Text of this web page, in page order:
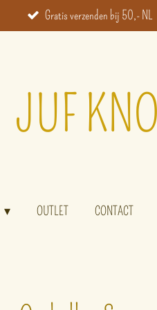
Gratis verzenden bij 50,- NL
JUF
OUTLET CONTACT